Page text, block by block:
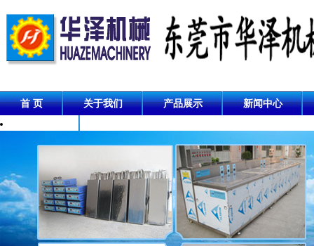
首 页 关于我们 产品展示 新闻中心